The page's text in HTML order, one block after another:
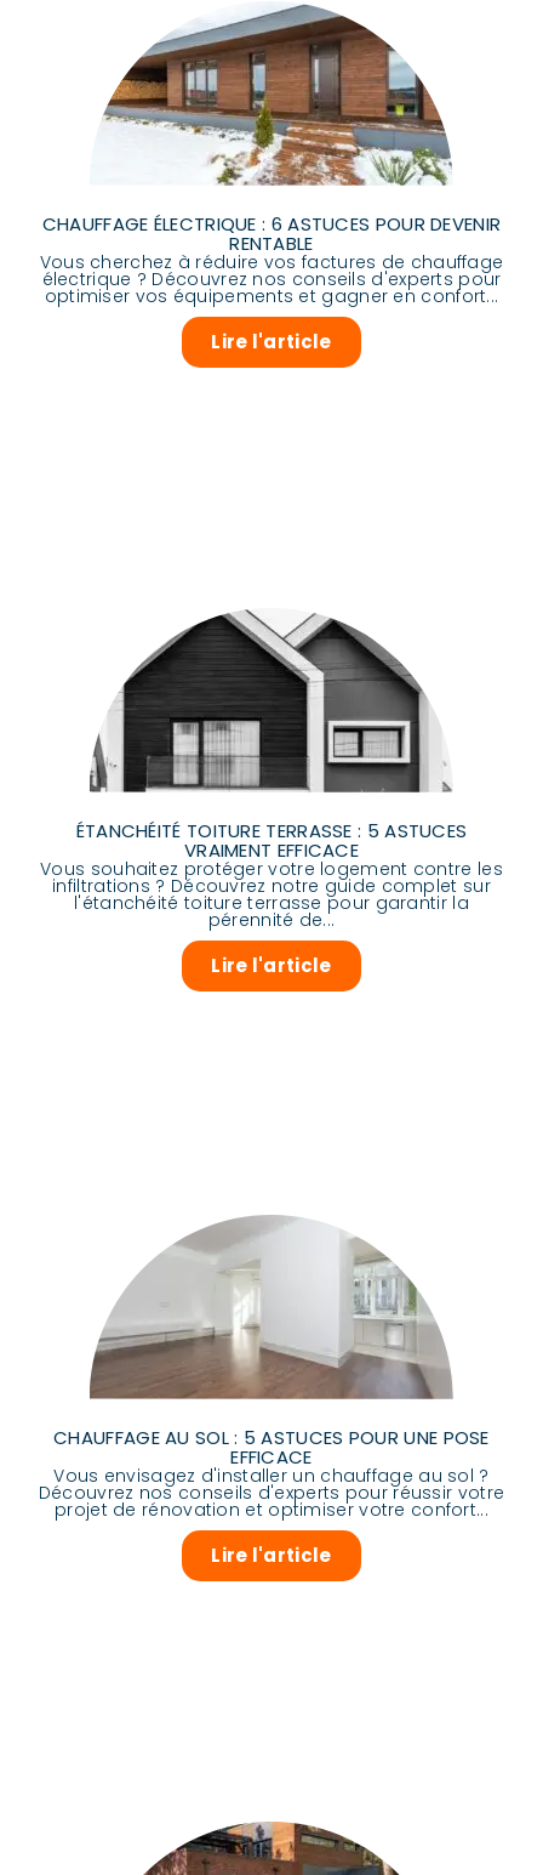
CHAUFFAGE ÉLECTRIQUE : 6 ASTUCES POUR DEVENIR
RENTABLE
Vous cherchez à réduire vos factures de chauffage
électrique ? Découvrez nos conseils d'experts pour
optimiser vos équipements et gagner en confort...
Lire l'article
ÉTANCHÉITÉ TOITURE TERRASSE : 5 ASTUCES
VRAIMENT EFFICACE
Vous souhaitez protéger votre logement contre les
infiltrations ? Découvrez notre guide complet sur
l'étanchéité toiture terrasse pour garantir la
pérennité de...
Lire l'article
CHAUFFAGE AU SOL : 5 ASTUCES POUR UNE POSE
EFFICACE
Vous envisagez d'installer un chauffage au sol ?
Découvrez nos conseils d'experts pour réussir votre
projet de rénovation et optimiser votre confort...
Lire l'article